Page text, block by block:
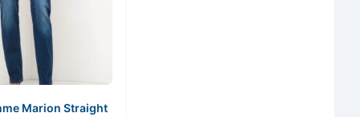
Marion Straight